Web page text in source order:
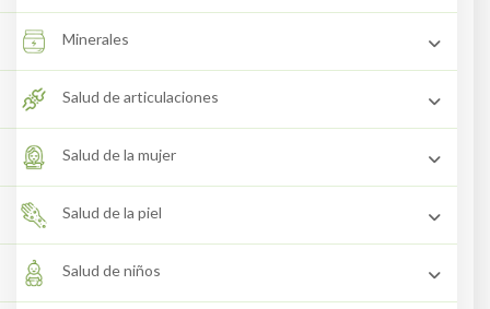
Minerales
Salud de articulaciones
Salud de la mujer
Salud de la piel
Salud de niños